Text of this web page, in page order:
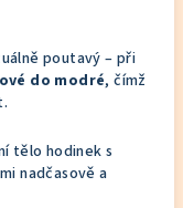
poutavý – při
do modré, čímž
tělo hodinek s
nadčasově a